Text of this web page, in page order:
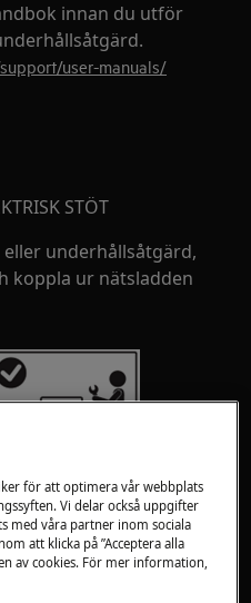
innan du utför
user-manuals/
STÖT
underhållsåtgärd,
koppla ur nätsladden
för att optimera vår webbplats
Vi delar också uppgifter
med våra partner inom sociala
att klicka på ”Acceptera alla
av cookies. För mer information,